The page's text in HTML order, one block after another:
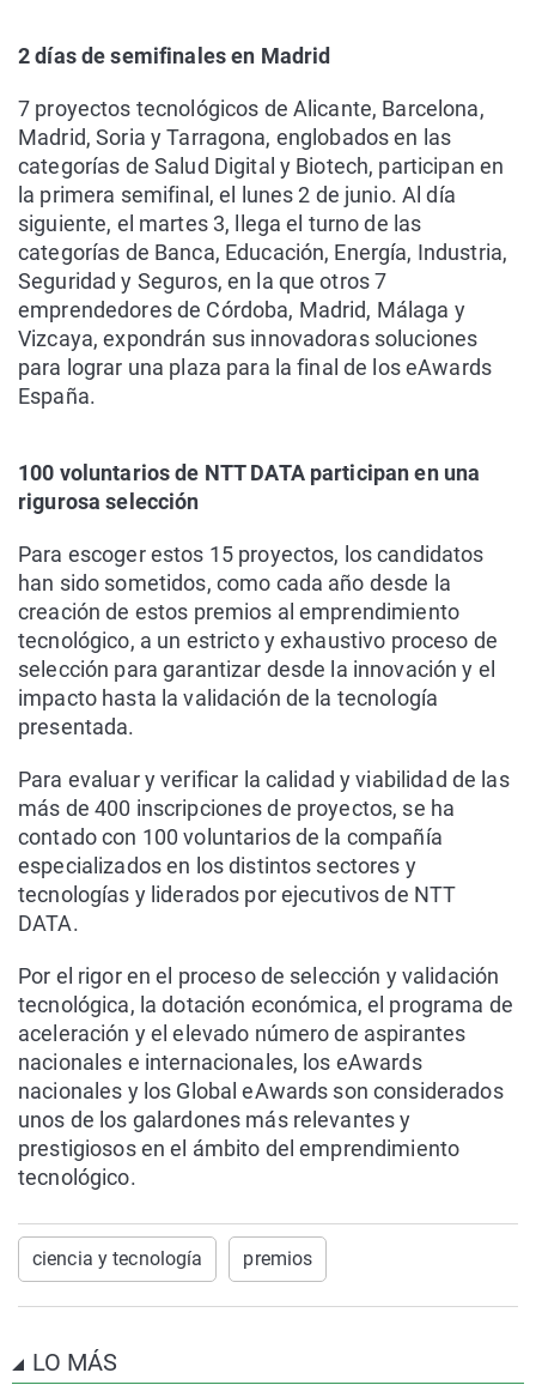
2 días de semifinales en Madrid
7 proyectos tecnológicos de Alicante, Barcelona,
Madrid, Soria y Tarragona, englobados en las
categorías de Salud Digital y Biotech, participan en
la primera semifinal, el lunes 2 de junio. Al día
siguiente, el martes 3, llega el turno de las
categorías de Banca, Educación, Energía, Industria,
Seguridad y Seguros, en la que otros 7
emprendedores de Córdoba, Madrid, Málaga y
Vizcaya, expondrán sus innovadoras soluciones
para lograr una plaza para la final de los eAwards
España.
100 voluntarios de NTT DATA participan en una
rigurosa selección
Para escoger estos 15 proyectos, los candidatos
han sido sometidos, como cada año desde la
creación de estos premios al emprendimiento
tecnológico, a un estricto y exhaustivo proceso de
selección para garantizar desde la innovación y el
impacto hasta la validación de la tecnología
presentada.
Para evaluar y verificar la calidad y viabilidad de las
más de 400 inscripciones de proyectos, se ha
contado con 100 voluntarios de la compañía
especializados en los distintos sectores y
tecnologías y liderados por ejecutivos de NTT
DATA.
Por el rigor en el proceso de selección y validación
tecnológica, la dotación económica, el programa de
aceleración y el elevado número de aspirantes
nacionales e internacionales, los eAwards
nacionales y los Global eAwards son considerados
unos de los galardones más relevantes y
prestigiosos en el ámbito del emprendimiento
tecnológico.
ciencia y tecnología premios
LO MÁS